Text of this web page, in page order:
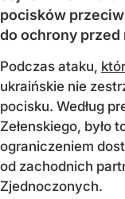
pocisków
do ochrony przed
Podczas ataku,
ukraińskie nie
pocisku. Według
Zełenskiego, było
ograniczeniem
od zachodnich
Zjednoczonych.